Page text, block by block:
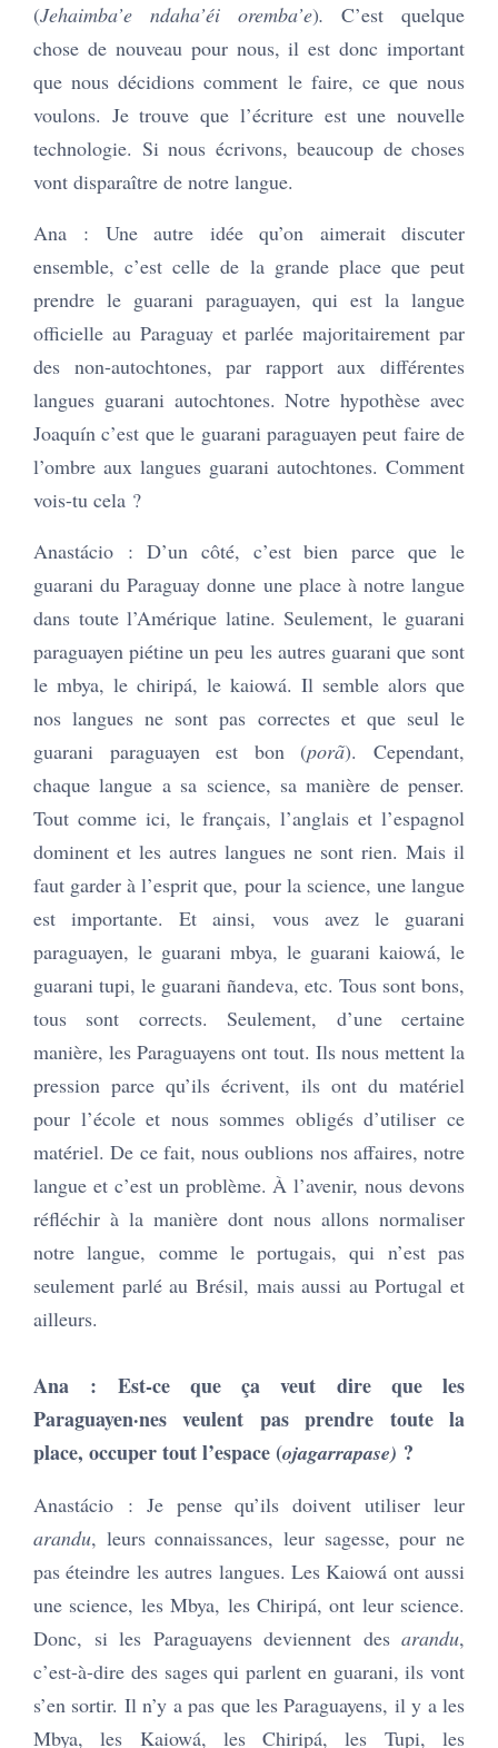
(Jehaimba’e ndaha’éi oremba’e). C’est quelque
chose de nouveau pour nous, il est donc important
que nous décidions comment le faire, ce que nous
voulons. Je trouve que l’écriture est une nouvelle
technologie. Si nous écrivons, beaucoup de choses
vont disparaître de notre langue.
Ana : Une autre idée qu’on aimerait discuter
ensemble, c’est celle de la grande place que peut
prendre le guarani paraguayen, qui est la langue
officielle au Paraguay et parlée majoritairement par
des non-autochtones, par rapport aux différentes
langues guarani autochtones. Notre hypothèse avec
Joaquín c’est que le guarani paraguayen peut faire de
l’ombre aux langues guarani autochtones. Comment
vois-tu cela ?
Anastácio : D’un côté, c’est bien parce que le
guarani du Paraguay donne une place à notre langue
dans toute l’Amérique latine. Seulement, le guarani
paraguayen piétine un peu les autres guarani que sont
le mbya, le chiripá, le kaiowá. Il semble alors que
nos langues ne sont pas correctes et que seul le
guarani paraguayen est bon (porã). Cependant,
chaque langue a sa science, sa manière de penser.
Tout comme ici, le français, l’anglais et l’espagnol
dominent et les autres langues ne sont rien. Mais il
faut garder à l’esprit que, pour la science, une langue
est importante. Et ainsi, vous avez le guarani
paraguayen, le guarani mbya, le guarani kaiowá, le
guarani tupi, le guarani ñandeva, etc. Tous sont bons,
tous sont corrects. Seulement, d’une certaine
manière, les Paraguayens ont tout. Ils nous mettent la
pression parce qu’ils écrivent, ils ont du matériel
pour l’école et nous sommes obligés d’utiliser ce
matériel. De ce fait, nous oublions nos affaires, notre
langue et c’est un problème. À l’avenir, nous devons
réfléchir à la manière dont nous allons normaliser
notre langue, comme le portugais, qui n’est pas
seulement parlé au Brésil, mais aussi au Portugal et
ailleurs.
Ana : Est-ce que ça veut dire que les
Paraguayen·nes veulent pas prendre toute la
place, occuper tout l’espace (ojagarrapase) ?
Anastácio : Je pense qu’ils doivent utiliser leur
arandu, leurs connaissances, leur sagesse, pour ne
pas éteindre les autres langues. Les Kaiowá ont aussi
une science, les Mbya, les Chiripá, ont leur science.
Donc, si les Paraguayens deviennent des arandu,
c’est-à-dire des sages qui parlent en guarani, ils vont
s’en sortir. Il n’y a pas que les Paraguayens, il y a les
Mbya, les Kaiowá, les Chiripá, les Tupi, les